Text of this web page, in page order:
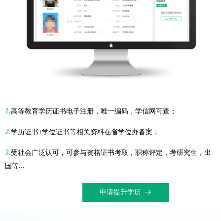
1.高等教育学历证书电子注册，唯一编码，学信网可查；
2.学历证书+学位证书等相关资料在省学位办备案；
3.受社会广泛认可，可参与资格证书考取，职称评定，考研究生，出
国等...
申请提升学历 뀠